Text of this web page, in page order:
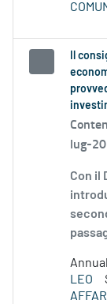
Il
lug-
Con il
LEO